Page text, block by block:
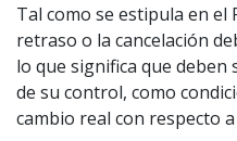
Tal como se estipula en el
retraso o la cancelación
lo que significa que deben
de su control, como
cambio real con respecto